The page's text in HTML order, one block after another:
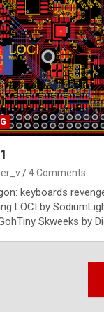
4 Comments
keyboards
LOCI by
Skweeks by